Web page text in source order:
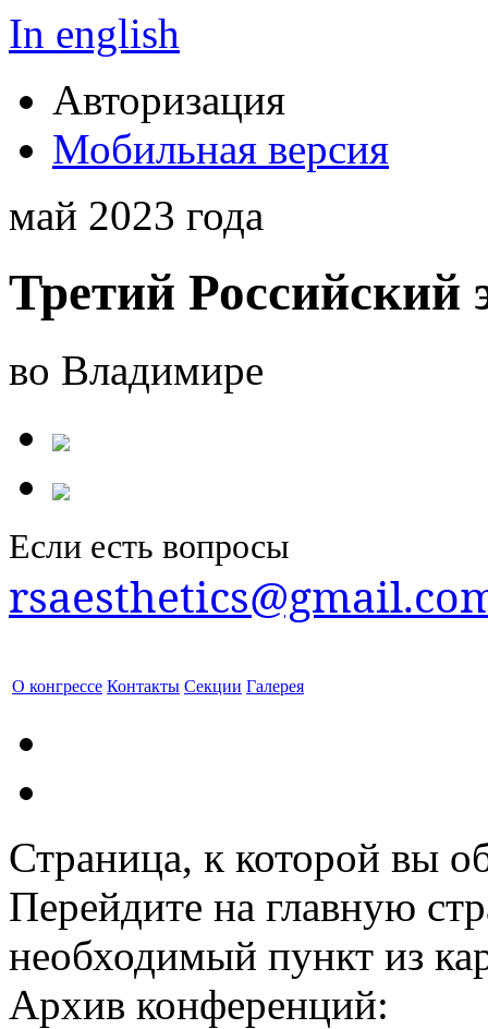
In english
Авторизация
Мобильная версия
май 2023 года
Третий Российский
во Владимире
Если есть вопросы
О конгрессе Контакты Секции Галерея
Страница, к которой вы
Перейдите на главную
необходимый пункт из
Архив конференций: